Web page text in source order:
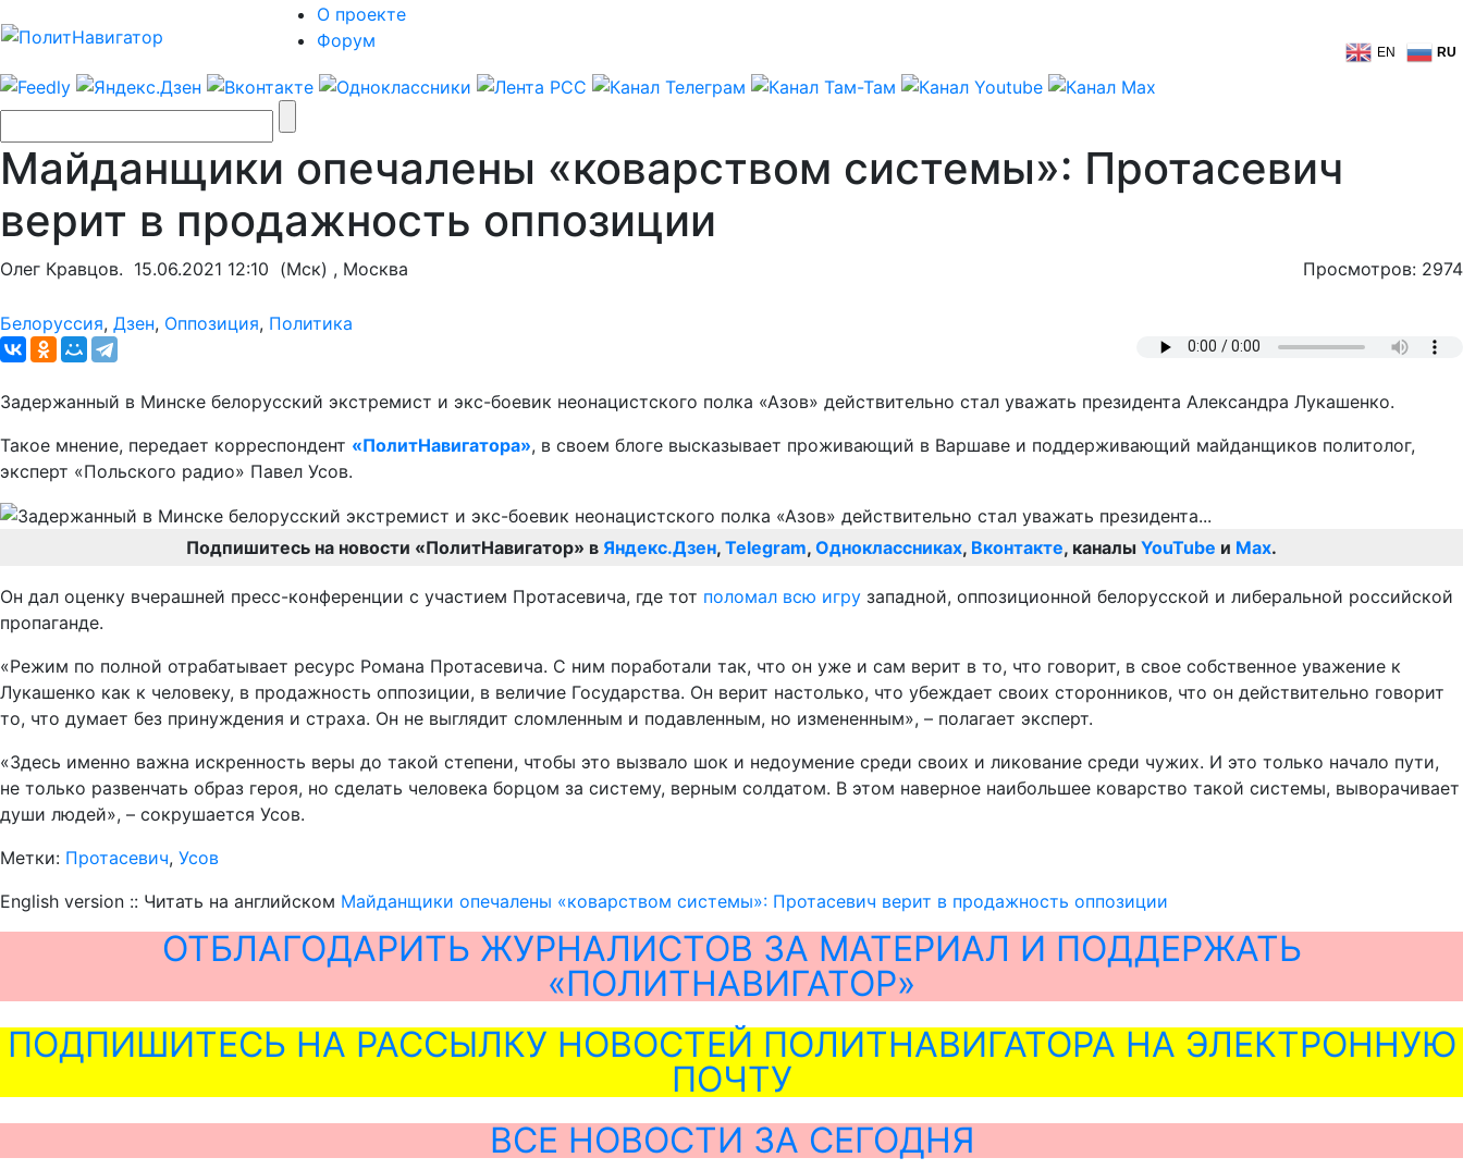
О проекте
Форум
EN RU
Майданщики опечалены «коварством системы»: Протасевич
верит в продажность оппозиции
Олег Кравцов. 15.06.2021 12:10 (Мск) , Москва Просмотров: 2974
Белоруссия, Дзен, Оппозиция, Политика
Задержанный в Минске белорусский экстремист и экс-боевик неонацистского полка «Азов» действительно стал уважать президента Александра Лукашенко.
Такое мнение, передает корреспондент «ПолитНавигатора», в своем блоге высказывает проживающий в Варшаве и поддерживающий майданщиков политолог,
эксперт «Польского радио» Павел Усов.
Подпишитесь на новости «ПолитНавигатор» в Яндекс.Дзен, Telegram, Одноклассниках, Вконтакте, каналы YouTube и Max.
Он дал оценку вчерашней пресс-конференции с участием Протасевича, где тот поломал всю игру западной, оппозиционной белорусской и либеральной российской
пропаганде.
«Режим по полной отрабатывает ресурс Романа Протасевича. С ним поработали так, что он уже и сам верит в то, что говорит, в свое собственное уважение к
Лукашенко как к человеку, в продажность оппозиции, в величие Государства. Он верит настолько, что убеждает своих сторонников, что он действительно говорит
то, что думает без принуждения и страха. Он не выглядит сломленным и подавленным, но измененным», – полагает эксперт.
«Здесь именно важна искренность веры до такой степени, чтобы это вызвало шок и недоумение среди своих и ликование среди чужих. И это только начало пути,
не только развенчать образ героя, но сделать человека борцом за систему, верным солдатом. В этом наверное наибольшее коварство такой системы, выворачивает
души людей», – сокрушается Усов.
Метки: Протасевич, Усов
English version :: Читать на английском Майданщики опечалены «коварством системы»: Протасевич верит в продажность оппозиции
ОТБЛАГОДАРИТЬ ЖУРНАЛИСТОВ ЗА МАТЕРИАЛ И ПОДДЕРЖАТЬ
«ПОЛИТНАВИГАТОР»
ПОДПИШИТЕСЬ НА РАССЫЛКУ НОВОСТЕЙ ПОЛИТНАВИГАТОРА НА ЭЛЕКТРОННУЮ
ПОЧТУ
ВСЕ НОВОСТИ ЗА СЕГОДНЯ